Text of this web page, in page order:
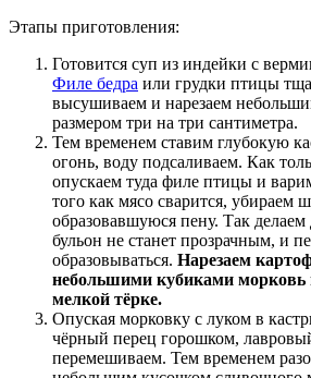
Этапы приготовления:
Готовится суп из индейки с
Филе бедра или грудки птицы
высушиваем и нарезаем
размером три на три сантиметра.
Тем временем ставим глубокую
огонь, воду подсаливаем. Как
опускаем туда филе птицы и
того как мясо сварится, убираем
образовавшуюся пену. Так делаем
бульон не станет прозрачным, и
образовываться. Нарезаем
небольшими кубиками морковь
мелкой тёрке.
Опуская морковку с луком в
чёрный перец горошком,
перемешиваем. Тем временем